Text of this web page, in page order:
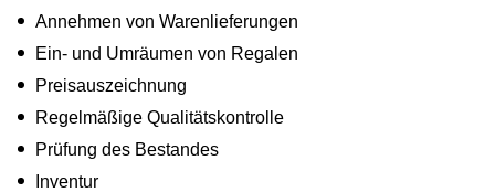
Annehmen von Warenlieferungen
Ein- und Umräumen von Regalen
Preisauszeichnung
Regelmäßige Qualitätskontrolle
Prüfung des Bestandes
Inventur